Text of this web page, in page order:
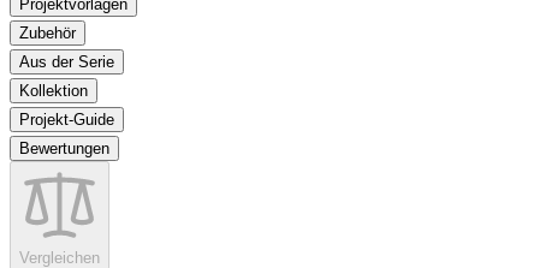
Projektvorlagen
Zubehör
Aus der Serie
Kollektion
Projekt-Guide
Bewertungen
Vergleichen